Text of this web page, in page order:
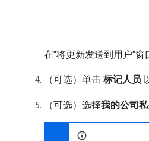
在“将更新发送到用户”窗
（可选）单击​ 标记人员
（可选）选择​我的公司